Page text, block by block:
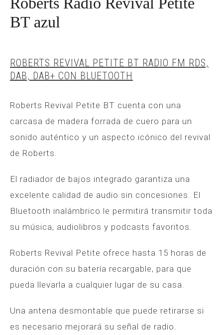
BT azul
ROBERTS REVIVAL PETITE BT RADIO FM RDS,
DAB, DAB+ CON BLUETOOTH
Roberts Revival Petite BT cuenta con una
carcasa de madera forrada de cuero para un
sonido auténtico y un aspecto icónico del revival
de Roberts.
El radiador de bajos integrado garantiza una
excelente calidad de audio sin concesiones. El
Bluetooth inalámbrico le permitirá transmitir toda
su música, audiolibros y podcasts favoritos.
Roberts Revival Petite ofrece hasta 15 horas de
duración con su batería recargable, para que
pueda llevarla a cualquier lugar de su casa.
Una antena desmontable que puede retirarse si
es necesario mejorará su señal de radio.